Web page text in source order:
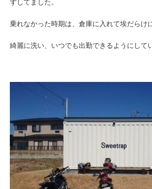
ずしてました。
乗れなかった時期は、倉庫に入れて埃だらけ
綺麗に洗い、いつでも出勤できるようにして